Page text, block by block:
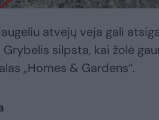
atvejų veja gali
silpsta, kai žolė
„Homes & Gardens“.